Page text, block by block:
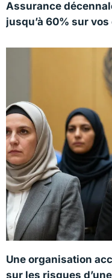
Assurance
jusqu’à 60% sur
Une organisation
sur les risques